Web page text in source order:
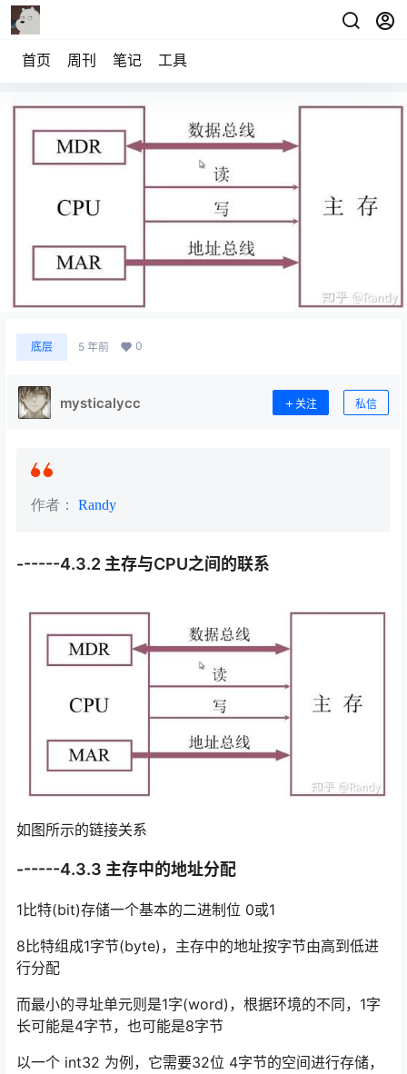
首页 周刊 笔记 工具
底层 5 年前 0
mysticalycc 关注 私信
作者： Randy
------4.3.2 主存与CPU之间的联系
如图所示的链接关系
------4.3.3 主存中的地址分配
1比特(bit)存储一个基本的二进制位 0或1
8比特组成1字节(byte)，主存中的地址按字节由高到低进
行分配
而最小的寻址单元则是1字(word)，根据环境的不同，1字
长可能是4字节，也可能是8字节
以一个 int32 为例，它需要32位 4字节的空间进行存储，